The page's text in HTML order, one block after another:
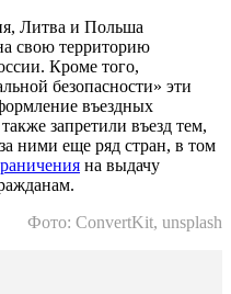
Литва и Польша
свою территорию
Кроме того,
безопасности» эти
въездных
запретили въезд тем,
ними еще ряд стран, в том
на выдачу
Фото: ConvertKit, unsplash